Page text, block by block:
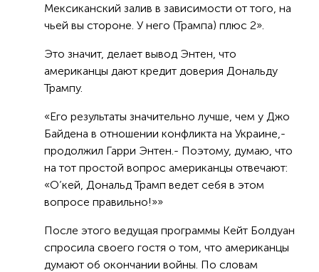
Мексиканский залив в зависимости от того, на
чьей вы стороне. У него (Трампа) плюс 2».
Это значит, делает вывод Энтен, что
американцы дают кредит доверия Дональду
Трампу.
«Его результаты значительно лучше, чем у Джо
Байдена в отношении конфликта на Украине,-
продолжил Гарри Энтен.- Поэтому, думаю, что
на тот простой вопрос американцы отвечают:
«О’кей, Дональд Трамп ведет себя в этом
вопросе правильно!»»
После этого ведущая программы Кейт Болдуан
спросила своего гостя о том, что американцы
думают об окончании войны. По словам